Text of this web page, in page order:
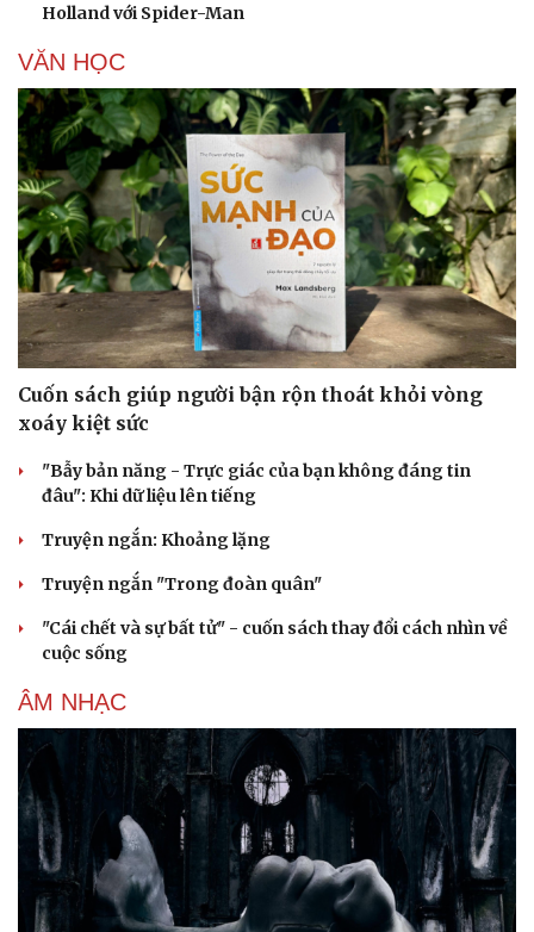
Cải chính
Holland với Spider-Man
VĂN HỌC
Cuốn sách giúp người bận rộn thoát khỏi vòng
xoáy kiệt sức
"Bẫy bản năng - Trực giác của bạn không đáng tin
đâu": Khi dữ liệu lên tiếng
Truyện ngắn: Khoảng lặng
Truyện ngắn "Trong đoàn quân"
"Cái chết và sự bất tử" - cuốn sách thay đổi cách nhìn về
cuộc sống
ÂM NHẠC